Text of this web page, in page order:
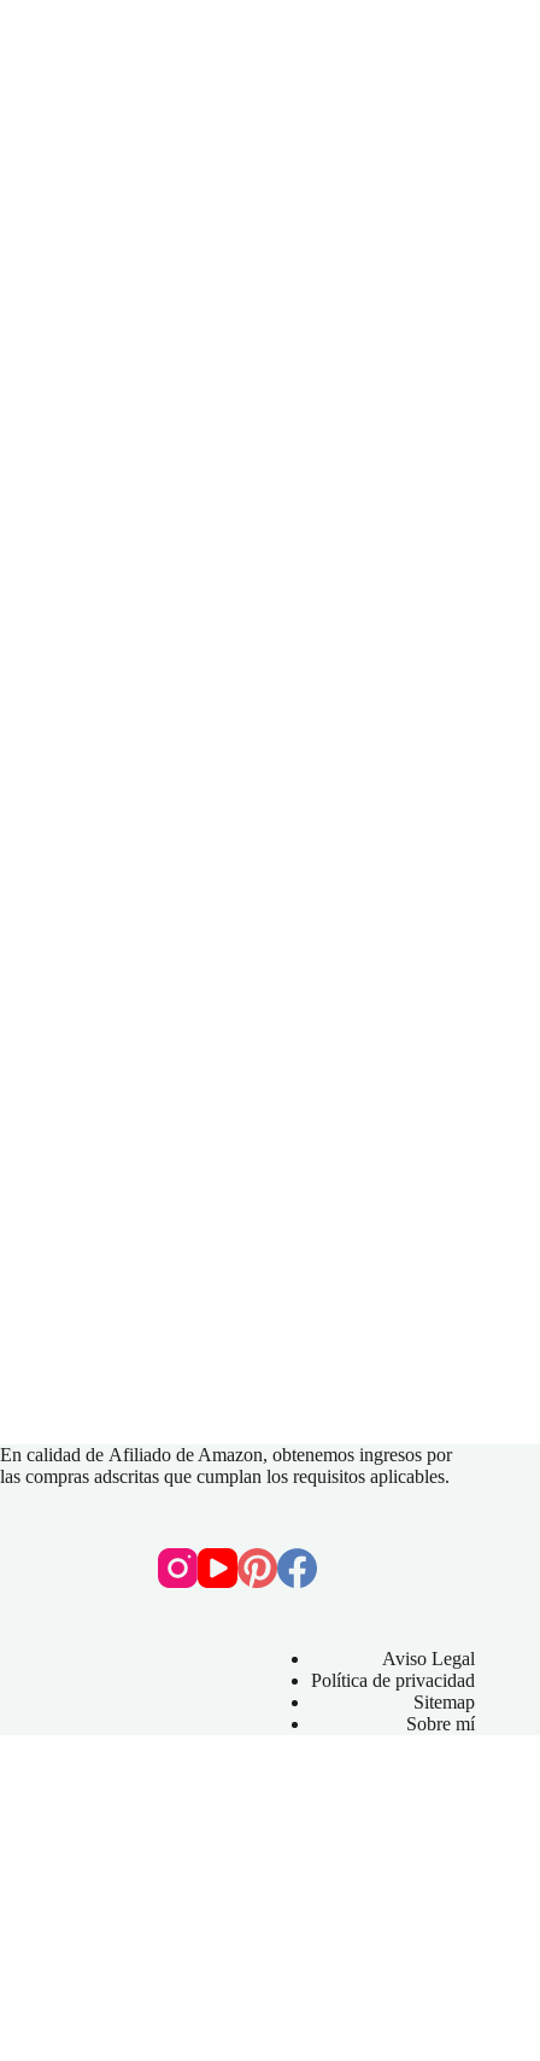
En calidad de Afiliado de Amazon, obtenemos ingresos por
las compras adscritas que cumplan los requisitos aplicables.
Aviso Legal
Política de privacidad
Sitemap
Sobre mí